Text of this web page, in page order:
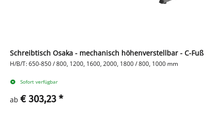
Schreibtisch Osaka - mechanisch höhenverstellbar - C-Fuß
H/B/T: 650-850 / 800, 1200, 1600, 2000, 1800 / 800, 1000 mm
Sofort verfügbar
ab € 303,23 *